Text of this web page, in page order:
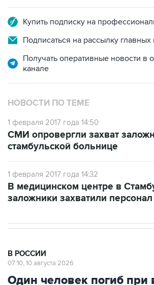
Купить подписку на
Подписаться на рассылку главных
Получать оперативные новости в
канале
НОВОСТИ ПО ТЕМЕ
1 февраля 2017 года 14:50
СМИ опровергли захват
стамбульской больнице
1 февраля 2017 года 14:32
В медицинском центре в
заложники захватили персонал
В РОССИИ
07:10, 10 августа 2026
Один человек погиб при